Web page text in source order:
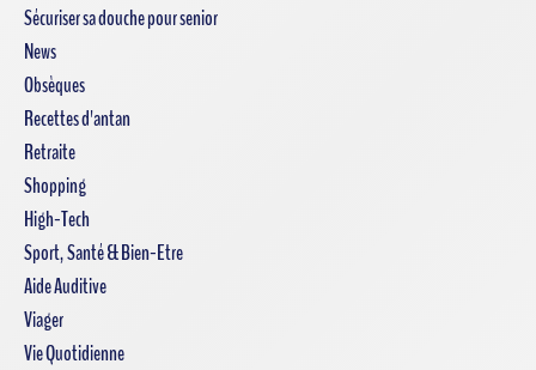
Sécuriser sa douche pour senior
News
Obsèques
Recettes d'antan
Retraite
Shopping
High-Tech
Sport, Santé & Bien-Etre
Aide Auditive
Viager
Vie Quotidienne